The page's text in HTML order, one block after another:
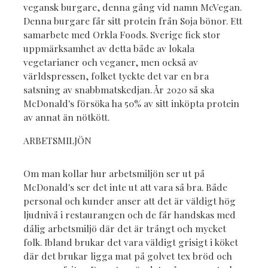
vegansk burgare, denna gång vid namn McVegan.
Denna burgare får sitt protein från Soja bönor. Ett
samarbete med Orkla Foods. Sverige fick stor
uppmärksamhet av detta både av lokala
vegetarianer och veganer, men också av
världspressen, folket tyckte det var en bra
satsning av snabbmatskedjan. År 2020 så ska
McDonald's försöka ha 50% av sitt inköpta protein
av annat än nötkött.
ARBETSMILJÖN
Om man kollar hur arbetsmiljön ser ut på
McDonald's ser det inte ut att vara så bra. Både
personal och kunder anser att det är väldigt hög
ljudnivå i restaurangen och de får handskas med
dålig arbetsmiljö där det är trångt och mycket
folk. Ibland brukar det vara väldigt grisigt i köket
där det brukar ligga mat på golvet tex bröd och